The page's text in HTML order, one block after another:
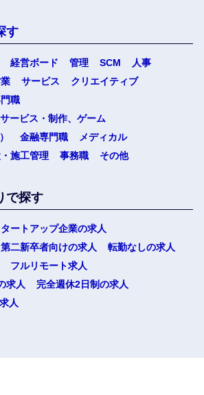
選択する
選択する
選択する
選択する
選択する
す
経営ボード 管理 SCM
人事
サービス
クリエイティブ
職
ービス・制作、ゲーム
金融専門職
メディカル
施工管理 事務職 その他
で探す
タートアップ企業の求人
第二新卒者向けの求人
転勤なしの求人
フルリモート求人
求人
完全週休2日制の求人
人